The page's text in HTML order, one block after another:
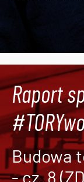
Raport
Budowa
- cz. 8